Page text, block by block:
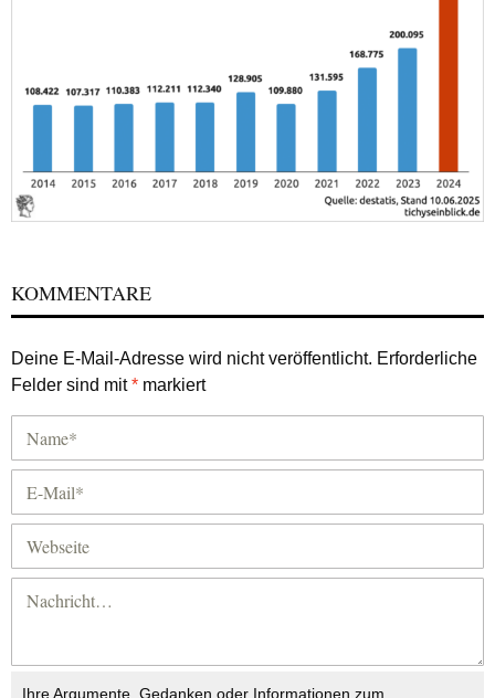
KOMMENTARE
Deine E-Mail-Adresse wird nicht veröffentlicht. Erforderliche
Felder sind mit* markiert
Ihre Argumente, Gedanken oder Informationen zum